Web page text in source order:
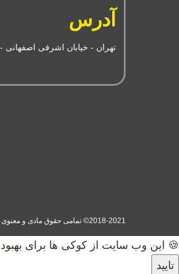
آدرس
تهران - خیابان اشرفی اصفهانی -
2018-2021© تمامی حقوق مادی و معنوی این وبسایت متعلق به تور وی آی پی (سفر های دلربا ایرانیان) می‌باشد. (ورژن 1.00.11)
🍪 این وب سایت از کوکی ها برای
تایید